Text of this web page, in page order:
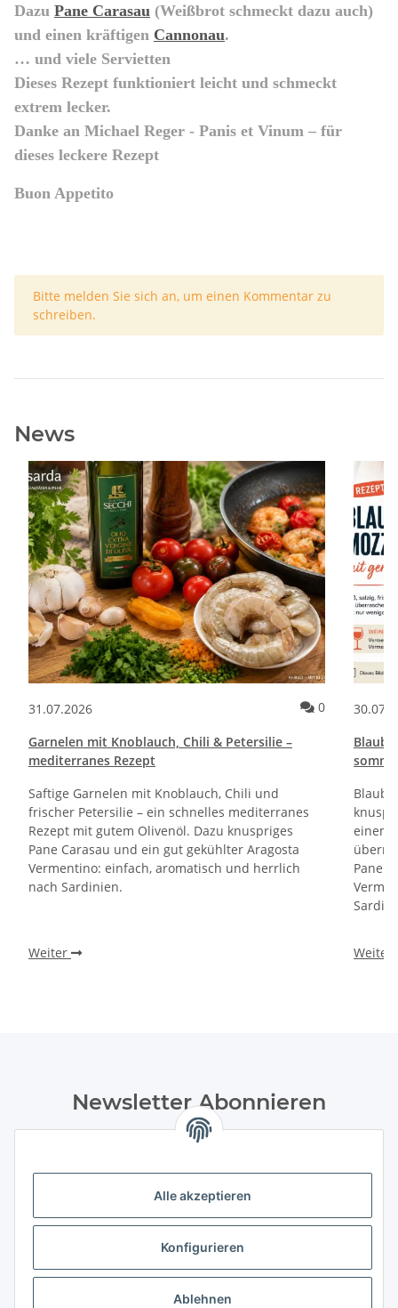
Alle akzeptieren
Konfigurieren
Ablehnen
Dazu Pane Carasau (Weißbrot schmeckt dazu auch)
und einen kräftigen Cannonau.
… und viele Servietten
Dieses Rezept funktioniert leicht und schmeckt
extrem lecker.
Danke an Michael Reger - Panis et Vinum – für
dieses leckere Rezept
Buon Appetito
x
Bitte melden Sie sich an, um einen Kommentar zu
schreiben.
News
Kommentare zum Artikel Pane e Cipolle Rezept | Italienische
31.07.2026 0
Garnelen mit Knoblauch, Chili & Petersilie –
mediterranes Rezept
Saftige Garnelen mit Knoblauch, Chili und
frischer Petersilie – ein schnelles mediterranes
Rezept mit gutem Olivenöl. Dazu knuspriges
Pane Carasau und ein gut gekühlter Aragosta
Vermentino: einfach, aromatisch und herrlich
nach Sardinien.
Weiter
einem
Pane
Weiter
Newsletter Abonnieren
Bitte senden Sie mir entsprechend Ihrer
Informationen zu Ihrem Produktsortiment Weine und
Feinkost per E-Mail zu. Durch die Bestätigung
des „Abonnieren“-Buttons stimme ich zusätzlich der Analyse
durch individuelle Messung, Speicherung und Auswertung
von Öffnungsraten und der Klickraten zur Optimierung und
Gestaltung zukünftiger Newsletter zu. Hierfür wird